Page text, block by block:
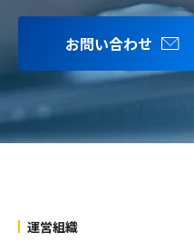
お問い合わせ
運営組織